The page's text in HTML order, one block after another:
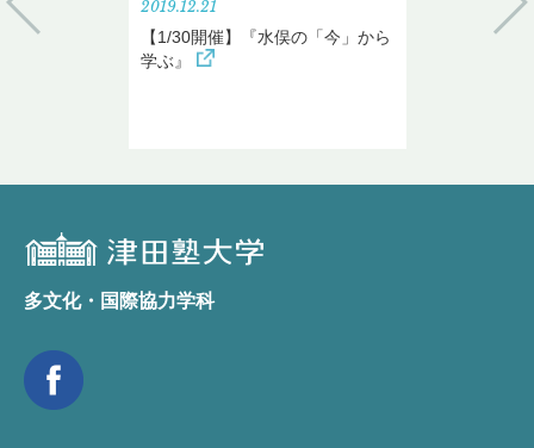
2019.12.21
【1/30開催】『水俣の「今」から
学ぶ』
多文化・国際協力学科